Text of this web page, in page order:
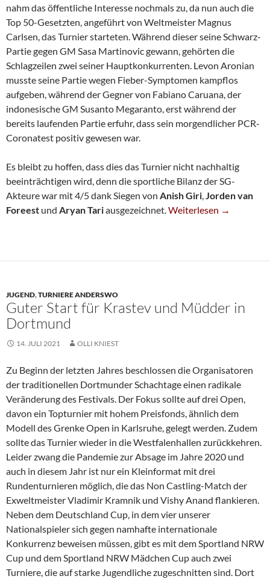
nahm das öffentliche Interesse nochmals zu, da nun auch die
Top 50-Gesetzten, angeführt von Weltmeister Magnus
Carlsen, das Turnier starteten. Während dieser seine Schwarz-
Partie gegen GM Sasa Martinovic gewann, gehörten die
Schlagzeilen zwei seiner Hauptkonkurrenten. Levon Aronian
musste seine Partie wegen Fieber-Symptomen kampflos
aufgeben, während der Gegner von Fabiano Caruana, der
indonesische GM Susanto Megaranto, erst während der
bereits laufenden Partie erfuhr, dass sein morgendlicher PCR-
Coronatest positiv gewesen war.
Es bleibt zu hoffen, dass dies das Turnier nicht nachhaltig
beeinträchtigen wird, denn die sportliche Bilanz der SG-
Akteure war mit 4/5 dank Siegen von Anish Giri,Jorden van
Foreest und Aryan Tariausgezeichnet.Weltcup: Drei SG-Siege
Weiterlesen →
JUGEND,TURNIERE ANDERSWO
Guter Start für Krastev und Müdder in
Dortmund
14. JULI 2021 OLLI KNIEST
Zu Beginn der letzten Jahres beschlossen die Organisatoren
der traditionellen Dortmunder Schachtage einen radikale
Veränderung des Festivals. Der Fokus sollte auf drei Open,
davon ein Topturnier mit hohem Preisfonds, ähnlich dem
Modell des Grenke Open in Karlsruhe, gelegt werden. Zudem
sollte das Turnier wieder in die Westfalenhallen zurückkehren.
Leider zwang die Pandemie zur Absage im Jahre 2020 und
auch in diesem Jahr ist nur ein Kleinformat mit drei
Rundenturnieren möglich, die das Non Castling-Match der
Exweltmeister Vladimir Kramnik und Vishy Anand flankieren.
Neben dem Deutschland Cup, in dem vier unserer
Nationalspieler sich gegen namhafte internationale
Konkurrenz beweisen müssen, gibt es mit dem Sportland NRW
Cup und dem Sportland NRW Mädchen Cup auch zwei
Turniere, die auf starke Jugendliche zugeschnitten sind. Dort